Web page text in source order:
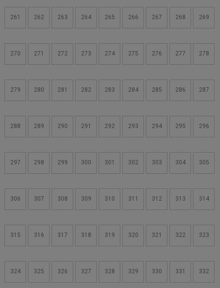
261 262 263 264 265 266 267 268 269
270 271 272 273 274 275 276 277 278
279 280 281 282 283 284 285 286 287
288 289 290 291 292 293 294 295 296
297 298 299 300 301 302 303 304 305
306 307 308 309 310 311 312 313 314
315 316 317 318 319 320 321 322 323
324 325 326 327 328 329 330 331 332